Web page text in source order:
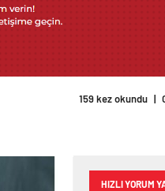
159 kez okundu |
HIZLI YORUM